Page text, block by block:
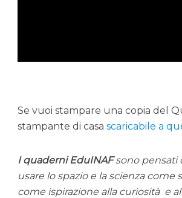
Se vuoi stampare una copia del
stampante di casa scaricabile a
I quaderni EduINAFsono pensati
usare lo spazio e la scienza
come ispirazione alla curiosità e